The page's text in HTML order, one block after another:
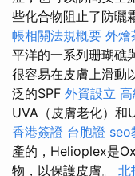
些化合物阻止了防曬
帳相關法規概要 外燴
平洋的一系列珊瑚礁
很容易在皮膚上滑動
泛的SPF 外資設立
UVA（皮膚老化）和
香港簽證 台胞證 seo
產的，Helioplex是
物，以保護皮膚。 北